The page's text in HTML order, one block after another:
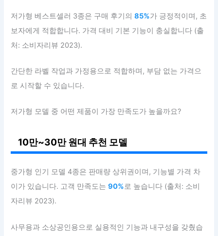
저가형 베스트셀러 3종은 구매 후기의85%가 긍정적이며, 초
보자에게 적합합니다. 가격 대비 기본 기능이 충실합니다 (출
처: 소비자리뷰 2023).
간단한 라벨 작업과 가정용으로 적합하며, 부담 없는 가격으
로 시작할 수 있습니다.
저가형 모델 중 어떤 제품이 가장 만족도가 높을까요?
10만~30만 원대 추천 모델
중가형 인기 모델 4종은 판매량 상위권이며, 기능별 가격 차
이가 있습니다. 고객 만족도는90%로 높습니다 (출처: 소비
자리뷰 2023).
사무용과 소상공인용으로 실용적인 기능과 내구성을 갖췄습